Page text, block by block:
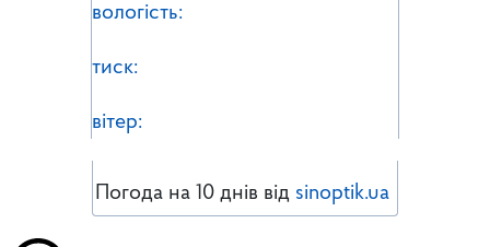
вологість:
тиск:
вітер:
Погода на 10 днів від sinoptik.ua